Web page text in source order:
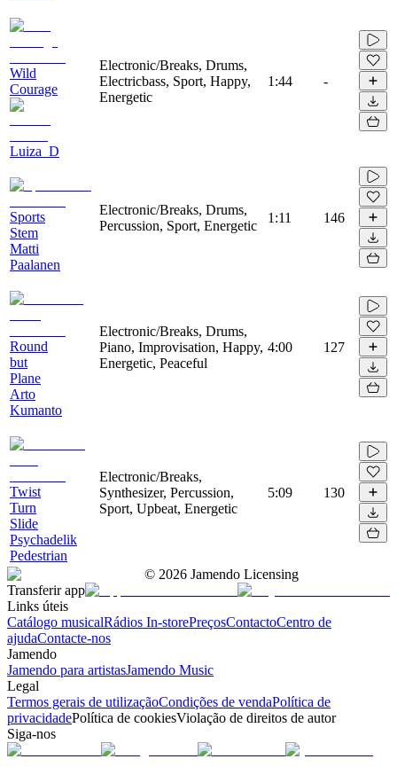
Wild
Courage
Luiza_D
Electronic/Breaks, Drums,
Electricbass, Sport, Happy,
Energetic
1:44 -
Sports
Stem
Matti
Paalanen
Electronic/Breaks, Drums,
Percussion, Sport, Energetic
1:11 146
Round
but
Plane
Arto
Kumanto
Electronic/Breaks, Drums,
Piano, Improvisation, Happy,
Energetic, Peaceful
4:00 127
Twist
Turn
Slide
Psychadelik
Pedestrian
Electronic/Breaks,
Synthesizer, Percussion,
Sport, Upbeat, Energetic
5:09 130
© 2026 Jamendo Licensing
Transferir app
Links úteis
Catálogo musicalRádios In-storePreçosContactoCentro de
ajudaContacte-nos
Jamendo
Jamendo para artistasJamendo Music
Legal
Termos gerais de utilizaçãoCondições de vendaPolítica de
privacidadePolítica de cookiesViolação de direitos de autor
Siga-nos